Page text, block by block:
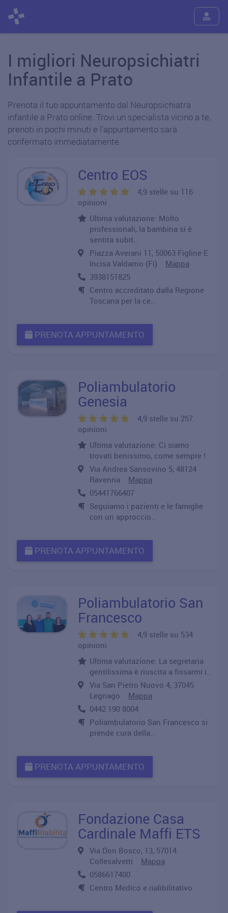
I migliori Neuropsichiatri
Infantile a Prato
Prenota il tuo appuntamento dal Neuropsichiatra
infantile a Prato online. Trovi un specialista vicino a te,
prenoti in pochi minuti e l'appuntamento sarà
confermato immediatamente.
Centro EOS
4,9 stelle su 116
opinioni
Ultima valutazione: Molto
professionali, la bambina si è
sentita subit..
Piazza Averani 11, 50063 Figline E
Incisa Valdarno (Fi) Mappa
3938151825
Centro accreditato dalla Regione
Toscana per la ce..
PRENOTA APPUNTAMENTO
Poliambulatorio
Genesia
4,9 stelle su 257
opinioni
Ultima valutazione: Ci siamo
trovati benissimo, come sempre !
Via Andrea Sansovino 5, 48124
Ravenna Mappa
05441766407
Seguiamo i pazienti e le famiglie
con un approccio..
PRENOTA APPUNTAMENTO
Poliambulatorio San
Francesco
4,9 stelle su 534
opinioni
Ultima valutazione: La segretaria
gentilissima è riuscita a fissarmi i..
Via San Pietro Nuovo 4, 37045
Legnago Mappa
0442 190 8004
Poliambulatorio San Francesco si
prende cura della..
PRENOTA APPUNTAMENTO
Fondazione Casa
Cardinale Maffi ETS
Via Don Bosco, 13, 57014
Collesalvetti Mappa
0586617400
Centro Medico e rialibilitativo